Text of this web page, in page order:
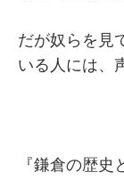
だが奴らを見
いる人には、
『鎌倉の歴